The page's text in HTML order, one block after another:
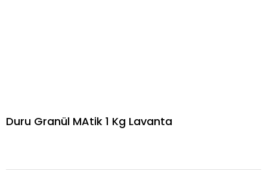
Duru Granül MAtik 1 Kg Lavanta